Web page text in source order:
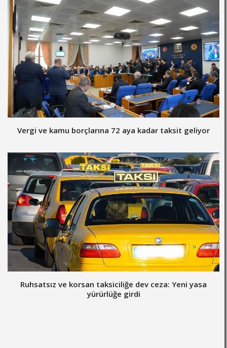
Vergi ve kamu borçlarına 72 aya kadar taksit geliyor
Ruhsatsız ve korsan taksiciliğe dev ceza: Yeni yasa
yürürlüğe girdi